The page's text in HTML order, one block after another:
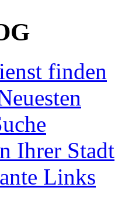
finden
Ihrer Stadt
Links